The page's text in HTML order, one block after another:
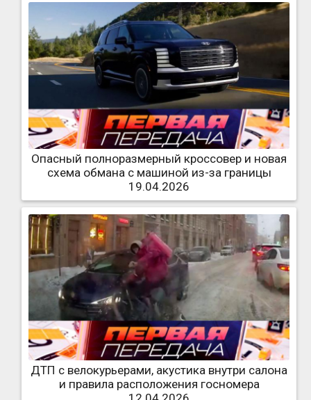
Опасный полноразмерный кроссовер и новая
схема обмана с машиной из-за границы
19.04.2026
ДТП с велокурьерами, акустика внутри салона
и правила расположения госномера